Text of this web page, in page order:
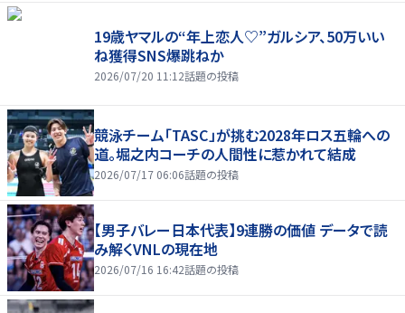
19歳ヤマルの“年上恋人♡”ガルシア、50万いい
ね獲得SNS爆跳ねか
2026/07/20 11:12話題の投稿
競泳チーム「TASC」が挑む2028年ロス五輪への
道。堀之内コーチの人間性に惹かれて結成
2026/07/17 06:06話題の投稿
【男子バレー日本代表】9連勝の価値 データで読
み解くVNLの現在地
2026/07/16 16:42話題の投稿